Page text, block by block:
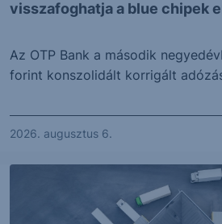
visszafoghatja a blue chipek
Az OTP Bank a második
forint konszolidált korrigált
2026. augusztus 6.